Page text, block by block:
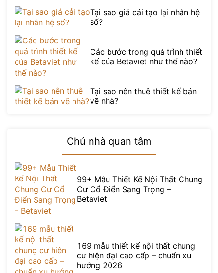
Tại sao giá cải tạo lại nhân hệ
số?
Các bước trong quá trình thiết
kế của Betaviet như thế nào?
Tại sao nên thuê thiết kế bản
vẽ nhà?
Chủ nhà quan tâm
99+ Mẫu Thiết Kế Nội Thất Chung
Cư Cổ Điển Sang Trọng –
Betaviet
169 mẫu thiết kế nội thất chung
cư hiện đại cao cấp – chuẩn xu
hướng 2026